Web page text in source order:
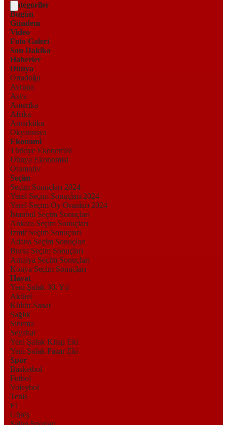
Kategoriler
Bugün
Gündem
Video
Foto Galeri
Son Dakika
Haberler
Dünya
Ortadoğu
Avrupa
Asya
Amerika
Afrika
Antarktika
Okyanusya
Ekonomi
Türkiye Ekonomisi
Dünya Ekonomisi
Otomotiv
Seçim
Seçim Sonuçları 2024
Yerel Seçim Sonuçları 2024
Yerel Seçim Oy Oranları 2024
İstanbul Seçim Sonuçları
Ankara Seçim Sonuçları
İzmir Seçim Sonuçları
Adana Seçim Sonuçları
Bursa Seçim Sonuçları
Antalya Seçim Sonuçları
Konya Seçim Sonuçları
Hayat
Yeni Şafak 30. Yıl
Aktüel
Kültür Sanat
Sağlık
Sinema
Seyahat
Yeni Şafak Kitap Eki
Yeni Şafak Pazar Eki
Spor
Basketbol
Futbol
Voleybol
Tenis
F1
Güreş